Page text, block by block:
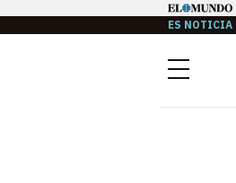
ES NOTICIA
Menú